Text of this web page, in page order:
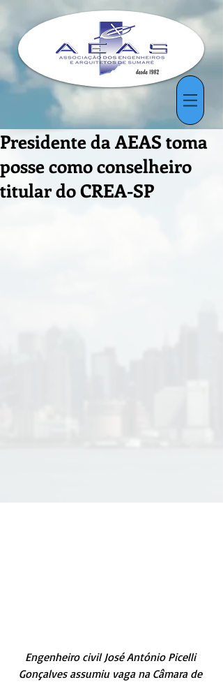
Presidente da AEAS toma
posse como conselheiro
titular do CREA-SP
Engenheiro civil José António Picelli
Gonçalves assumiu vaga na Câmara de